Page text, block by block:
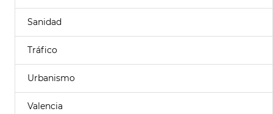
Sanidad
Tráfico
Urbanismo
Valencia